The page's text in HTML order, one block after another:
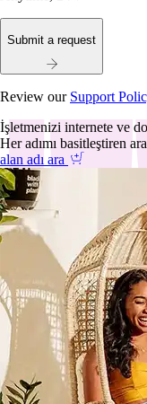
Submit a request
Review our Support
İşletmenizi internete ve
Her adımı basitleştiren
alan adı ara